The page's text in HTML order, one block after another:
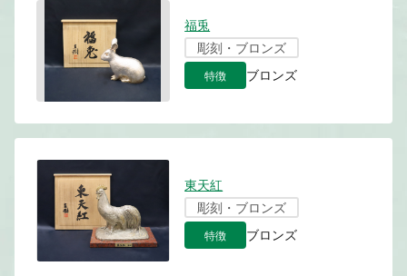
福兎
彫刻・ブロンズ
特徴 ブロンズ
東天紅
彫刻・ブロンズ
特徴 ブロンズ